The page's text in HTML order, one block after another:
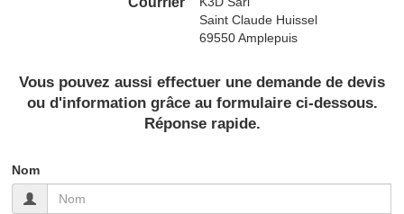
Saint Claude Huissel
69550 Amplepuis
Vous pouvez aussi effectuer une demande de devis
ou d'information grâce au formulaire ci-dessous.
Réponse rapide.
Nom